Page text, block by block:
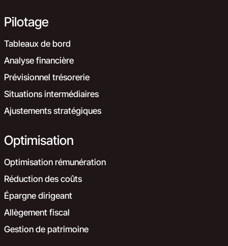
Pilotage
Tableaux de bord
Analyse financière
Prévisionnel trésorerie
Situations intermédiaires
Ajustements stratégiques
Optimisation
Optimisation rémunération
Réduction des coûts
Épargne dirigeant
Allègement fiscal
Gestion de patrimoine